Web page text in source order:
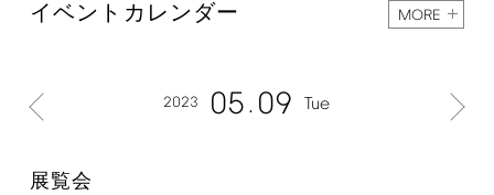
イベントカレンダー MORE
2023 05 09 Tue
展覧会